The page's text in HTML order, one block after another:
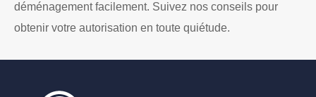
déménagement facilement. Suivez nos conseils pour
obtenir votre autorisation en toute quiétude.